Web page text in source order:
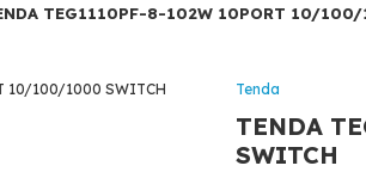
TEG1110PF-8-102W 10PORT 10/
Tenda
TENDA
SWITCH